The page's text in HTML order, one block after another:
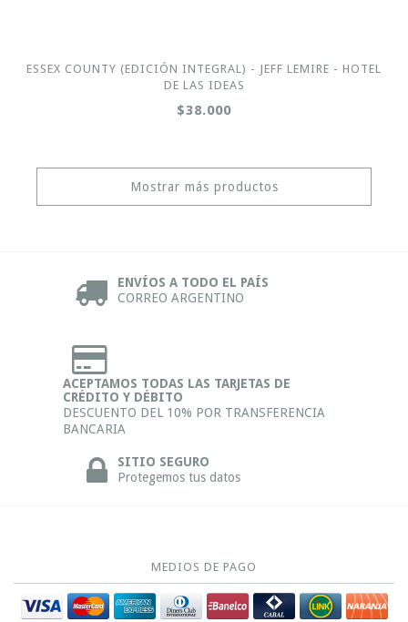
ESSEX COUNTY (EDICIÓN INTEGRAL) - JEFF LEMIRE - HOTEL
DE LAS IDEAS
$38.000
Mostrar más productos
ENVÍOS A TODO EL PAÍS
CORREO ARGENTINO
ACEPTAMOS TODAS LAS TARJETAS DE
CRÉDITO Y DÉBITO
DESCUENTO DEL 10% POR TRANSFERENCIA
BANCARIA
SITIO SEGURO
Protegemos tus datos
MEDIOS DE PAGO